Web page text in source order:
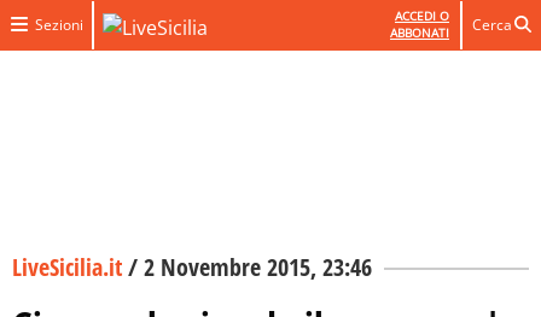
Sezioni
ACCEDI O
ABBONATI
Cerca
LiveSicilia.it/2 Novembre 2015, 23:46